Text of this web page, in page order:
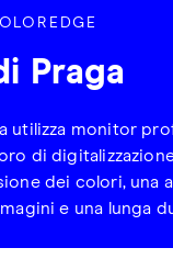
Praga
utilizza monitor
di
dei colori, una
e una lunga